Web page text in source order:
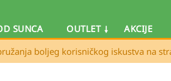
SUNCA OUTLET AKCIJE
boljeg korisničkog iskustva na